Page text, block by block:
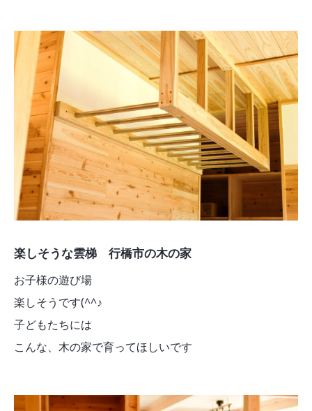
楽しそうな雲梯 行橋市の木の家
お子様の遊び場
楽しそうです(^^♪
子どもたちには
こんな、木の家で育ってほしいです